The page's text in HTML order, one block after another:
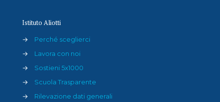
Istituto Aliotti
→
Perché sceglierci
→
Lavora con noi
→
Sostieni 5x1000
→
Scuola Trasparente
→
Rilevazione dati generali